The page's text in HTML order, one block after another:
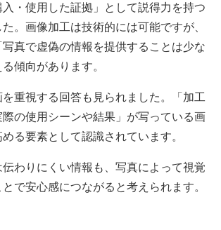
・使用した証拠」として説得力を持つ
。画像加工は技術的には可能ですが、
真で虚偽の情報を提供することは少な
傾向があります。
重視する回答も見られました。「加工
際の使用シーンや結果」が写っている画
る要素として認識されています。
わりにくい情報も、写真によって視覚
で安心感につながると考えられます。